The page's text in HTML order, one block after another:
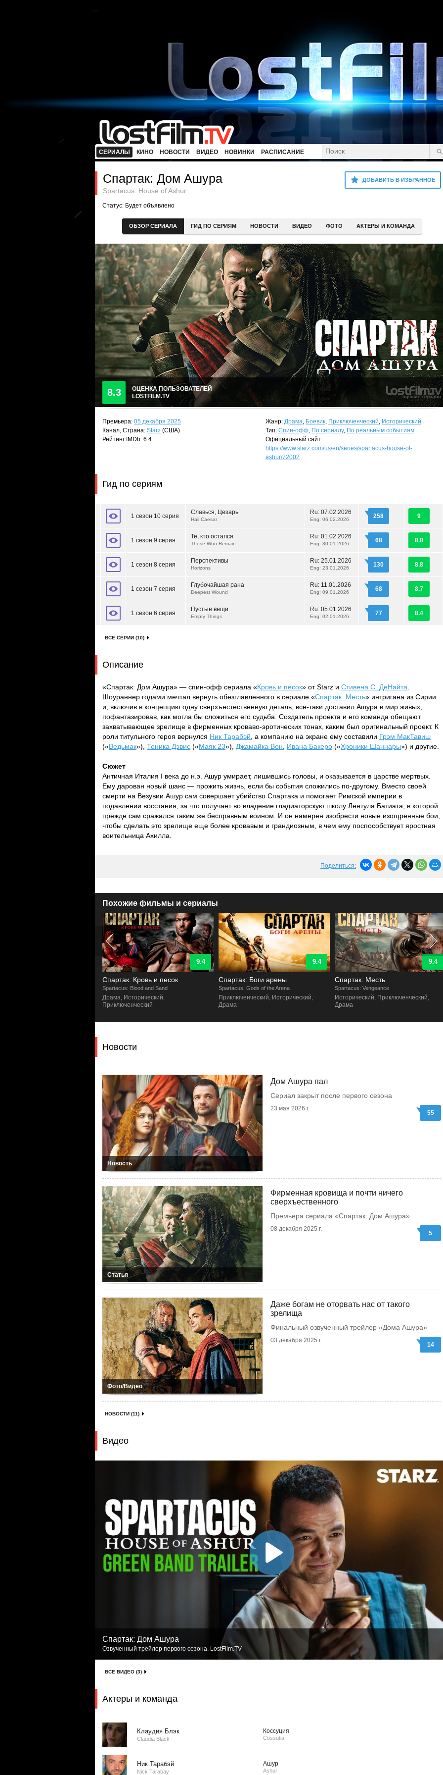
СЕРИАЛЫ КИНО НОВОСТИ ВИДЕО НОВИНКИ РАСПИСАНИЕ
ДОБАВИТЬ В ИЗБРАННОЕ
Спартак: Дом Ашура
Spartacus: House of Ashur
Статус: Будет объявлено
ОБЗОР СЕРИАЛА ГИД ПО СЕРИЯМ НОВОСТИ ВИДЕО ФОТО АКТЕРЫ И КОМАНДА
8.3
ОЦЕНКА ПОЛЬЗОВАТЕЛЕЙ
LOSTFILM.TV
Премьера: 05 декабря 2025
Канал, Страна: Starz (США)
Рейтинг IMDb: 6.4
Жанр: Драма, Боевик, Приключенческий, Исторический
Тип: Спин-офф, По сериалу, По реальным событиям
Официальный сайт:
https://www.starz.com/us/en/series/spartacus-house-of-
ashur/72002
Гид по сериям
1 сезон 10 серия
Славься, Цезарь
Hail Caesar
Ru: 07.02.2026
Eng: 06.02.2026 258 9
1 сезон 9 серия
Те, кто остался
Those Who Remain
Ru: 01.02.2026
Eng: 30.01.2026 68 8.8
1 сезон 8 серия
Перспективы
Horizons
Ru: 25.01.2026
Eng: 23.01.2026 130 8.8
1 сезон 7 серия
Глубочайшая рана
Deepest Wound
Ru: 11.01.2026
Eng: 09.01.2026 68 8.7
1 сезон 6 серия
Пустые вещи
Empty Things
Ru: 05.01.2026
Eng: 02.01.2026 77 8.4
ВСЕ СЕРИИ (10)
Описание
«Спартак: Дом Ашура» — спин-офф сериала «Кровь и песок» от Starz и Стивена С. ДеНайта
Шоураннер годами мечтал вернуть обезглавленного в сериале «Спартак: Месть» интригана из Сирии
и, включив в концепцию одну сверхъестественную деталь, все-таки доставил Ашура в мир живых,
пофантазировав, как могла бы сложиться его судьба. Создатель проекта и его команда обещают
захватывающее зрелище в фирменных кроваво-эротических тонах, каким был оригинальный проект. К
роли титульного героя вернулся Ник Тарабэй , а компанию на экране ему составили Грэм МакТавиш
(«Ведьмак»), Теника Дэвис («Маяк 23»), Джамайка Вон Ивана Бакеро («Хроники Шаннары») и другие.
Сюжет
Античная Италия I века до н.э. Ашур умирает, лишившись головы, и оказывается в царстве мертвых.
Ему дарован новый шанс — прожить жизнь, если бы события сложились по-другому. Вместо своей
смерти на Везувии Ашур сам совершает убийство Спартака и помогает Римской империи в
подавлении восстания, за что получает во владение гладиаторскую школу Лентула Батиата, в которой
прежде сам сражался таким же бесправным воином. И он намерен изобрести новые изощренные бои,
чтобы сделать это зрелище еще более кровавым и грандиозным, в чем ему поспособствует яростная
воительница Ахилла.
Поделиться:
Похожие фильмы и сериалы
9.4
Спартак: Кровь и песок
Spartacus: Blood and Sand
Драма, Исторический,
Приключенческий
9.4
Спартак: Боги арены
Spartacus: Gods of the Arena
Приключенческий, Исторический,
Драма
9.4
Спартак: Месть
Spartacus: Vengeance
Исторический, Приключенческий,
Драма
Новости
Новость
Дом Ашура пал
Сериал закрыт после первого сезона
23 мая 2026 г.
55
Статья
Фирменная кровища и почти ничего
сверхъественного
Премьера сериала «Спартак: Дом Ашура»
08 декабря 2025 г.
5
Фото/Видео
Даже богам не оторвать нас от такого
зрелища
Финальный озвученный трейлер «Дома Ашура»
03 декабря 2025 г.
14
НОВОСТИ (11)
Видео
Спартак: Дом Ашура
Озвученный трейлер первого сезона. LostFilm.TV
ВСЕ ВИДЕО (3)
Актеры и команда
Клаудия Блэк
Claudia Black
Коссуция
Cossutia
Ник Тарабэй
Nick Tarabay
Ашур
Ashur